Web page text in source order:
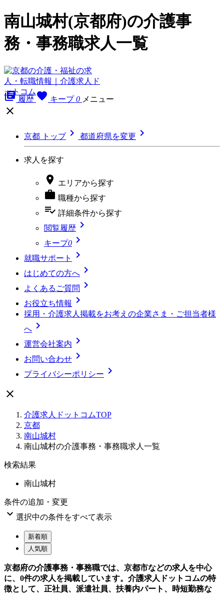
南山城村(京都府)の介護事
務・事務職求人一覧
library_books 履歴 favorite キープ 0 メニュー

京都 トップ 都道府県を変更 
求人を探す
 エリアから探す
 職種から探す
playlist_add_check 詳細条件から探す
閲覧履歴 
キープ0 
就職サポート 
はじめての方へ 
よくあるご質問 
お役立ち情報 
採用・介護求人掲載をお考えの企業さま・ご担当者様
へ 
運営会社案内 
お問い合わせ 
プライバシーポリシー 

介護求人ドットコムTOP
京都
南山城村
南山城村の介護事務・事務職求人一覧
検索結果
南山城村
条件の追加・変更
 選択中の条件をすべて表示
新着順
人気順
京都府の介護事務・事務職では、京都市などの求人を中心
に、0件の求人を掲載しています。介護求人ドットコムの特
徴として、正社員、派遣社員、扶養内パート、時短勤務な